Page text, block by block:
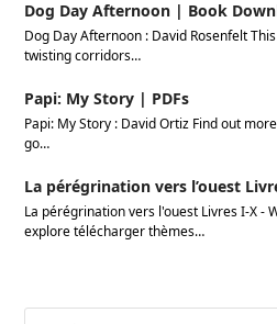
Dog Day Afternoon | Book
Dog Day Afternoon : David Rosenfelt
twisting corridors…
Papi: My Story | PDFs
Papi: My Story : David Ortiz Find out
go…
La pérégrination vers l’ouest
La pérégrination vers l'ouest Livres I-X -
explore télécharger thèmes…